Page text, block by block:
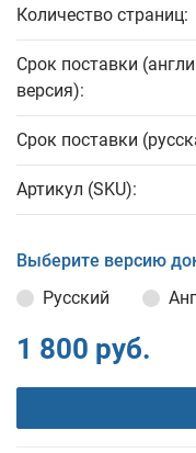
Количество страниц:
Срок поставки
версия):
Срок поставки
Артикул (SKU):
Выберите версию
Русский
1 800 руб.